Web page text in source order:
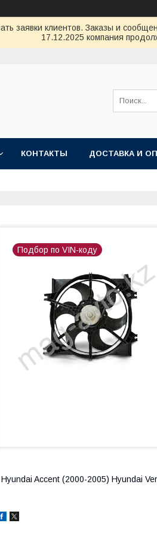
заявки клиентов. Заказы и
17.12.2025 компания
КОНТАКТЫ ДОСТАВКА И
Подбор по VIN-коду
Hyundai Accent (2000-2005) Hyundai